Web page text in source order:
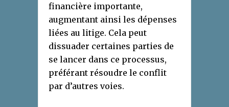
financière importante,
augmentant ainsi les dépenses
liées au litige. Cela peut
dissuader certaines parties de
se lancer dans ce processus,
préférant résoudre le conflit
par d’autres voies.